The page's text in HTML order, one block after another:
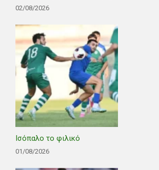
02/08/2026
Ισόπαλο το φιλικό
01/08/2026